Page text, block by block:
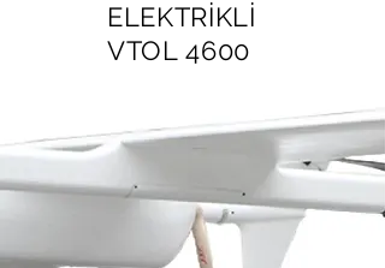
ELEKTRİKLİ
VTOL 4600